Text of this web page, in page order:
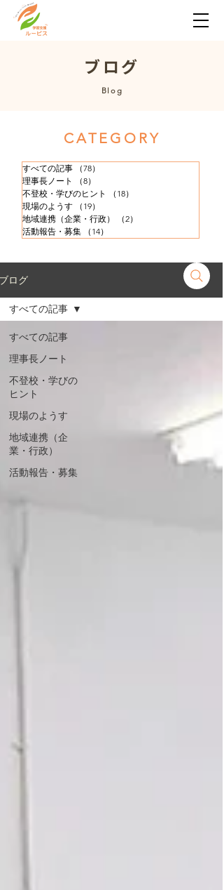
​ブログ
​Blog
​CATEGORY
すべての記事 （78）
理事長ノート
（8）
不登校・学びのヒント
（18）
現場のようす
（19）
地域連携（企業・行政）
（2）
活動報告・募集
（14）
ログ
すべての記事
理事長ノート
不登校・学びの
ヒント
現場のようす
地域連携（企
業・行政）
活動報告・募集
すべての記事